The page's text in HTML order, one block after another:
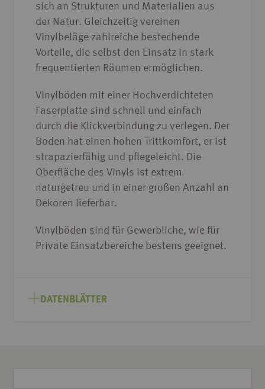
sich an Strukturen und Materialien aus
der Natur. Gleichzeitig vereinen
Vinylbeläge zahlreiche bestechende
Vorteile, die selbst den Einsatz in stark
frequentierten Räumen ermöglichen.
Vinylböden mit einer Hochverdichteten
Faserplatte sind schnell und einfach
durch die Klickverbindung zu verlegen. Der
Boden hat einen hohen Trittkomfort, er ist
strapazierfähig und pflegeleicht. Die
Oberfläche des Vinyls ist extrem
naturgetreu und in einer großen Anzahl an
Dekoren lieferbar.
Vinylböden sind für Gewerbliche, wie für
Private Einsatzbereiche bestens geeignet.
DATENBLÄTTER